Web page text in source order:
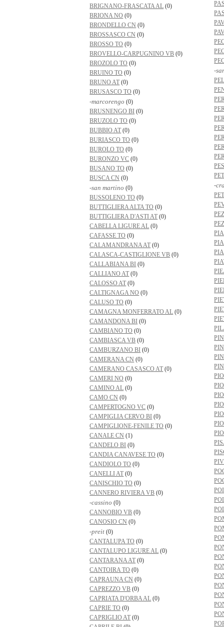
BRIGNANO-FRASCATA AL (0)
BRIONA NO (0)
BRONDELLO CN (0)
BROSSASCO CN (0)
BROSSO TO (0)
BROVELLO-CARPUGNINO VB (0)
BROZOLO TO (0)
BRUINO TO (0)
BRUNO AT (0)
BRUSASCO TO (0)
-marcorengo (0)
BRUSNENGO BI (0)
BRUZOLO TO (0)
BUBBIO AT (0)
BURIASCO TO (0)
BUROLO TO (0)
BURONZO VC (0)
BUSANO TO (0)
BUSCA CN (0)
-san martino (0)
BUSSOLENO TO (0)
BUTTIGLIERA ALTA TO (0)
BUTTIGLIERA D'ASTI AT (0)
CABELLA LIGURE AL (0)
CAFASSE TO (0)
CALAMANDRANA AT (0)
CALASCA-CASTIGLIONE VB (0)
CALLABIANA BI (0)
CALLIANO AT (0)
CALOSSO AT (0)
CALTIGNAGA NO (0)
CALUSO TO (0)
CAMAGNA MONFERRATO AL (0)
CAMANDONA BI (0)
CAMBIANO TO (0)
CAMBIASCA VB (0)
CAMBURZANO BI (0)
CAMERANA CN (0)
CAMERANO CASASCO AT (0)
CAMERI NO (0)
CAMINO AL (0)
CAMO CN (0)
CAMPERTOGNO VC (0)
CAMPIGLIA CERVO BI (0)
CAMPIGLIONE-FENILE TO (0)
CANALE CN (1)
CANDELO BI (0)
CANDIA CANAVESE TO (0)
CANDIOLO TO (0)
CANELLI AT (0)
CANISCHIO TO (0)
CANNERO RIVIERA VB (0)
-cassino (0)
CANNOBIO VB (0)
CANOSIO CN (0)
-preit (0)
CANTALUPA TO (0)
CANTALUPO LIGURE AL (0)
CANTARANA AT (0)
CANTOIRA TO (0)
CAPRAUNA CN (0)
CAPREZZO VB (0)
CAPRIATA D'ORBA AL (0)
CAPRIE TO (0)
CAPRIGLIO AT (0)
-
-